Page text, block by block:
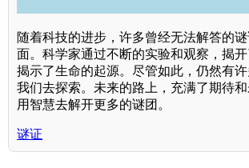
随着科技的进步，许多曾经无法解答的
面。科学家通过不断的实验和观察，揭开
揭示了生命的起源。尽管如此，仍然有
我们去探索。未来的路上，充满了期待
用智慧去解开更多的谜团。
谜证